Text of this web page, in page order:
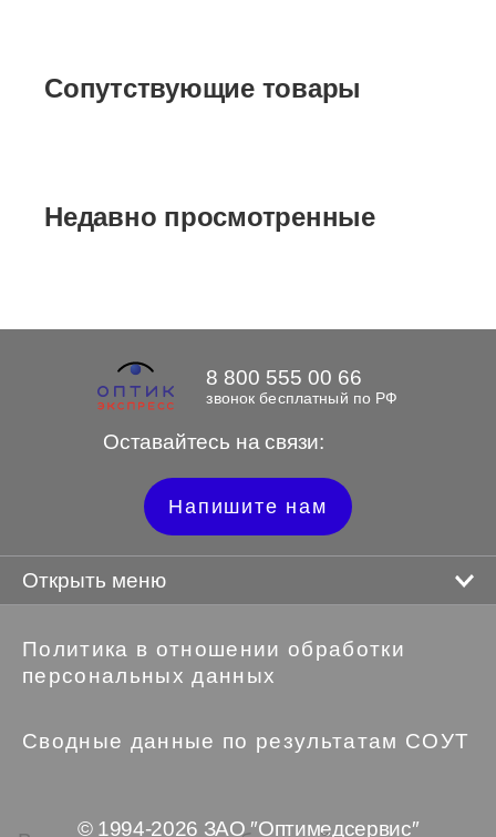
Сопутствующие товары
Недавно просмотренные
Оставайтесь на связи:
8 800 555 00 66
звонок бесплатный по РФ
Напишите нам
Открыть меню
Политика в отношении обработки
персональных данных
Сводные данные по результатам СОУТ
© 1994-2026 ЗАО ″Оптимедсервис″